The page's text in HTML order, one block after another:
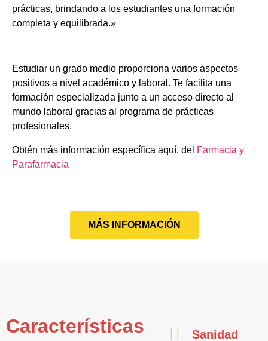
prácticas, brindando a los estudiantes una formación
completa y equilibrada.»
Estudiar un grado medio proporciona varios aspectos
positivos a nivel académico y laboral. Te facilita una
formación especializada junto a un acceso directo al
mundo laboral gracias al programa de prácticas
profesionales.
Obtén más información específica aquí, del Farmacia y
Parafarmacia
MÁS INFORMACIÓN
Características Sanidad